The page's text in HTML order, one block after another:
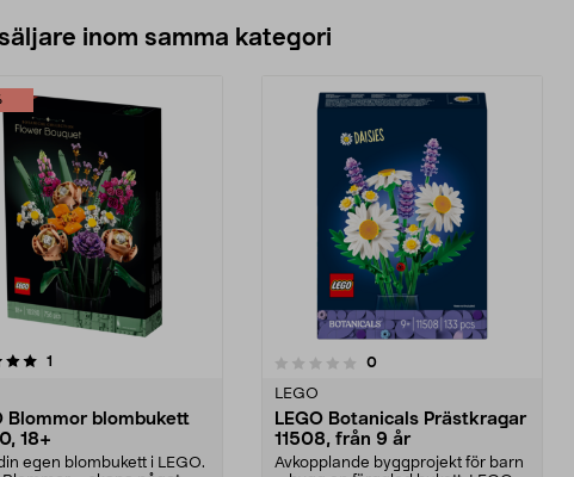
inom samma kategori
1
Blommor blombukett
18+
egen blombukett i LEGO.
0.0 av 5 stjärnor 0recensioner
LEGO
LEGO Botanicals Prästkragar
11508, från 9 år
Avkopplande byggprojekt för barn
4.5 av 5 stjärnor